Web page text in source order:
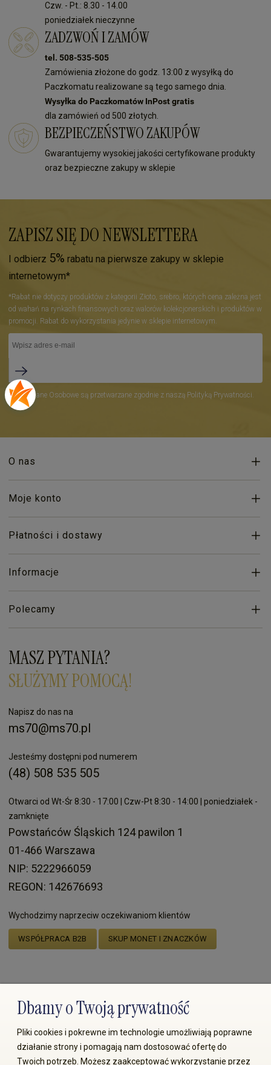
Czw. - Pt.: 8.30 - 14.00
poniedziałek nieczynne
ZADZWOŃ I ZAMÓW
tel. 508-535-505
Zamówienia złożone do godz. 13:00 z wysyłką do
Paczkomatu realizowane są tego samego dnia.
Wysyłka do Paczkomatów InPost gratis
dla zamówień od 500 złotych.
BEZPIECZEŃSTWO ZAKUPÓW
Gwarantujemy wysokiej jakości certyfikowane produkty
oraz bezpieczne zakupy w sklepie
ZAPISZ SIĘ DO NEWSLETTERA
I odbierz 5% rabatu na pierwsze zakupy w sklepie
internetowym*
*Rabat nie dotyczy produktów z kategorii Złoto, srebro, których cena zależna jest
od wahań na rynkach finansowych oraz walorów kolekcjonerskich i produktów w
promocji. Rabat do wykorzystania jedynie w sklepie internetowym.
*Twoje Dane Osobowe są przetwarzane zgodnie z naszą Polityką Prywatności.
O nas
Moje konto
Płatności i dostawy
Informacje
Polecamy
MASZ PYTANIA?
SŁUŻYMY POMOCĄ!
Napisz do nas na
ms70@ms70.pl
Jesteśmy dostępni pod numerem
(48) 508 535 505
Otwarci od Wt-Śr 8:30 - 17:00 | Czw-Pt 8:30 - 14:00 | poniedziałek -
zamknięte
Powstańców Śląskich 124 pawilon 1
01-466 Warszawa
NIP: 5222966059
REGON: 142676693
Wychodzimy naprzeciw oczekiwaniom klientów
WSPÓŁPRACA B2B SKUP MONET I ZNACZKÓW
Dbamy o Twoją prywatność
Pliki cookies i pokrewne im technologie umożliwiają poprawne
działanie strony i pomagają nam dostosować ofertę do
Twoich potrzeb. Możesz zaakceptować wykorzystanie przez